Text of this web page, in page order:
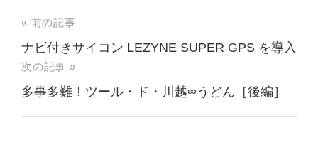
« 前の記事
ナビ付きサイコン LEZYNE SUPER GPS を導入
次の記事 »
多事多難！ツール・ド・川越∞うどん［後編］